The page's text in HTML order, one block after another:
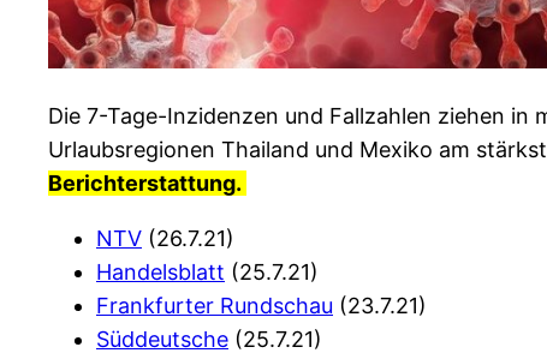
Die 7-Tage-Inzidenzen und Fallzahlen ziehen
Urlaubsregionen Thailand und Mexiko am
Berichterstattung.
NTV (26.7.21)
Handelsblatt (25.7.21)
Frankfurter Rundschau (23.7.21)
Süddeutsche (25.7.21)